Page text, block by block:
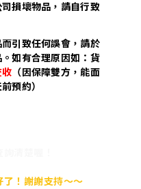
損壞物品，請自行致
引致任何誤會，請於
如有合理原因如：貨
（因保障雙方，能面
預約）
！謝謝支持～～